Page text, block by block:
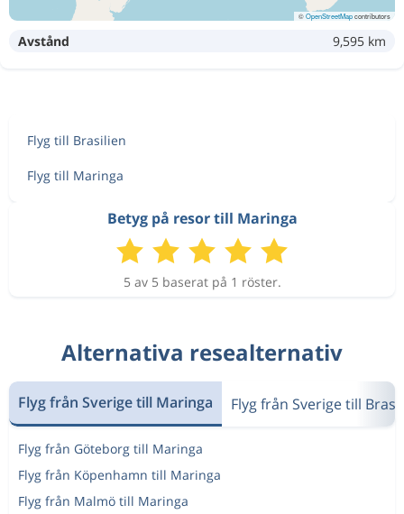
©OpenStreetMapcontributors
Avstånd 9,595 km
Flyg till Brasilien
Flyg till Maringa
Betyg på resor till Maringa
5 av 5 baserat på 1 röster.
Alternativa resealternativ
Flyg från Sverige till Maringa Flyg från Sverige till
Flyg från Göteborg till Maringa
Flyg från Köpenhamn till Maringa
Flyg från Malmö till Maringa